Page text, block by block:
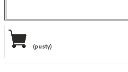
(pusty)